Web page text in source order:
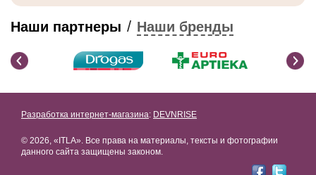
Наши партнеры / Наши бренды
Разработка интернет-магазина: DEVNRISE
© 2026, «ITLA». Все права на материалы, тексты и фотографии
данного сайта защищены законом.